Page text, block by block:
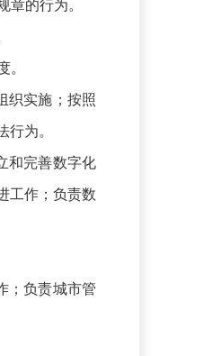
的行为。
织实施；按照
为。
和完善数字化
工作；负责数
；负责城市管